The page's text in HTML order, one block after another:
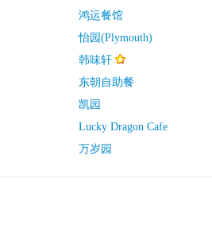
鸿运餐馆
怡园(Plymouth)
韩味轩
东朝自助餐
凯园
Lucky Dragon Cafe
万岁园